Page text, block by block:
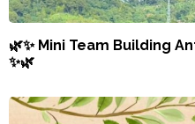
🌿✨ Mini Team Building
✨🌿